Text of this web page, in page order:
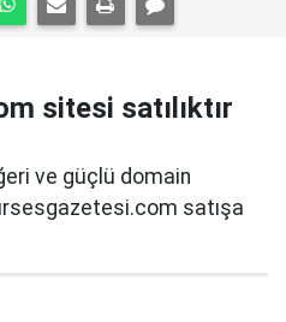
sitesi satılıktır
ve güçlü domain
satışa